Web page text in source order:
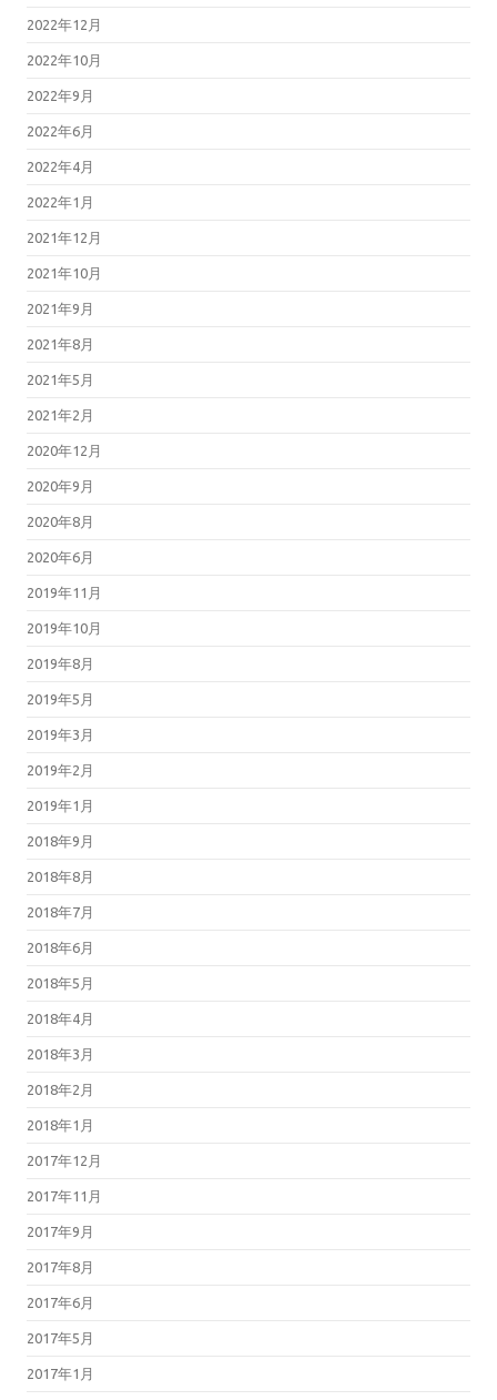
2022年12月
2022年10月
2022年9月
2022年6月
2022年4月
2022年1月
2021年12月
2021年10月
2021年9月
2021年8月
2021年5月
2021年2月
2020年12月
2020年9月
2020年8月
2020年6月
2019年11月
2019年10月
2019年8月
2019年5月
2019年3月
2019年2月
2019年1月
2018年9月
2018年8月
2018年7月
2018年6月
2018年5月
2018年4月
2018年3月
2018年2月
2018年1月
2017年12月
2017年11月
2017年9月
2017年8月
2017年6月
2017年5月
2017年1月